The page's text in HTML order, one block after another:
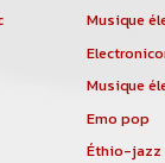
Musique
Musique
Emo pop
Éthio-jazz
vous est
permet, lorsque
ou un
etc... de chercher
un groupe, un